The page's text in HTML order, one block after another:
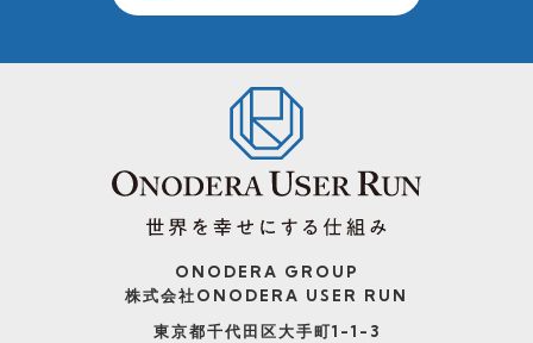
ONODERA GROUP
株式会社ONODERA USER RUN
東京都千代田区大手町1-1-3